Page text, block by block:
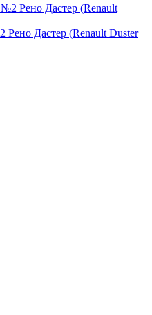
Рено Дастер (Renault Duster